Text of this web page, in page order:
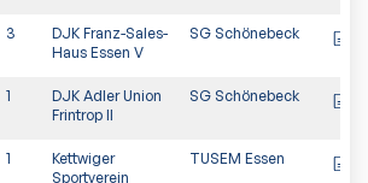
3
DJK Franz-Sales-
Haus Essen V
SG Schönebeck
1
DJK Adler Union
Frintrop II
SG Schönebeck
1
Kettwiger
Sportverein
TUSEM Essen